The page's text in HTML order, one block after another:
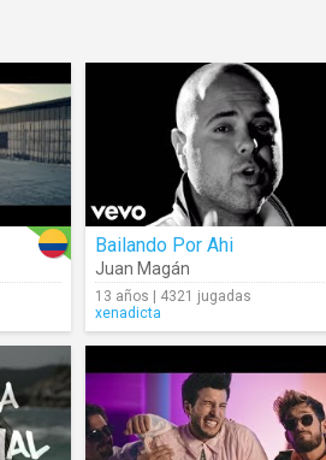
Bailando Por Ahi
Juan Magán
13 años | 4321 jugadas
xenadicta